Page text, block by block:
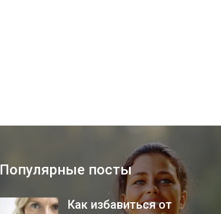
Популярные посты
Как избавиться от